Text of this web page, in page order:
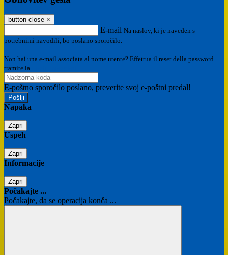
button close ×
E-mail Na naslov, ki je naveden s
potrebnimi navodili, bo poslano sporočilo.
Non hai una e-mail associata al nome utente? Effettua il reset della password
tramite la
E-poštno sporočilo poslano, preverite svoj e-poštni predal!
Napaka
Zapri
Uspeh
Zapri
Informacije
Zapri
Počakajte ...
Počakajte, da se operacija konča ...